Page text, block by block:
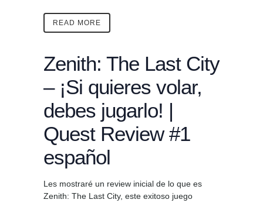
READ MORE
Zenith: The Last City
– ¡Si quieres volar,
debes jugarlo! |
Quest Review #1
español
Les mostraré un review inicial de lo que es
Zenith: The Last City, este exitoso juego